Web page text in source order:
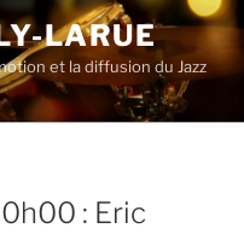
LARUE
et la diffusion du Jazz
: Eric